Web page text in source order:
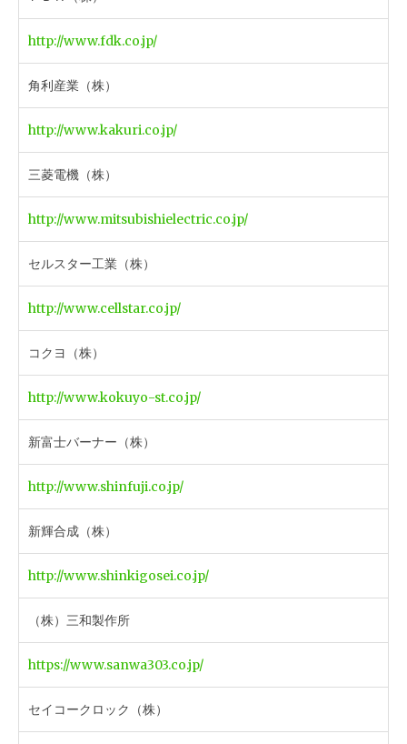
http://www.fdk.co.jp/
角利産業（株）
http://www.kakuri.co.jp/
三菱電機（株）
http://www.mitsubishielectric.co.jp/
セルスター工業（株）
http://www.cellstar.co.jp/
コクヨ（株）
http://www.kokuyo-st.co.jp/
新富士バーナー（株）
http://www.shinfuji.co.jp/
新輝合成（株）
http://www.shinkigosei.co.jp/
（株）三和製作所
https://www.sanwa303.co.jp/
セイコークロック（株）